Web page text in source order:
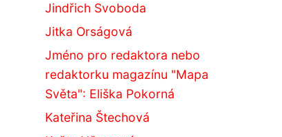
Jindřich Svoboda
Jitka Orságová
Jméno pro redaktora nebo
redaktorku magazínu "Mapa
Světa": Eliška Pokorná
Kateřina Štechová